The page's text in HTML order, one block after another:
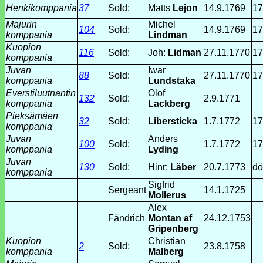
Henkikomppania 37 Sold: Matts Lejon 14.9.1769
Majurin
komppania
104 Sold:
Michel
Lindman
14.9.1769
Kuopion
komppania
116 Sold: Joh: Lidman 27.11.1770
Juvan
komppania
88 Sold:
Iwar
Lundstaka
27.11.1770
Everstiluutnantin
komppania
132 Sold:
Olof
Lackberg
2.9.1771
Pieksämäen
komppania
32 Sold: Libersticka 1.7.1772
Juvan
komppania
100 Sold:
Anders
Lyding
1.7.1772
Juvan
komppania
130 Sold: Hinr: Läber 20.7.1773
Sergeant
Sigfrid
Mollerus
14.1.1725
Fändrich
Alex
Montan af
Gripenberg
24.12.1753
Kuopion
komppania
2 Sold:
Christian
Malberg
23.8.1758